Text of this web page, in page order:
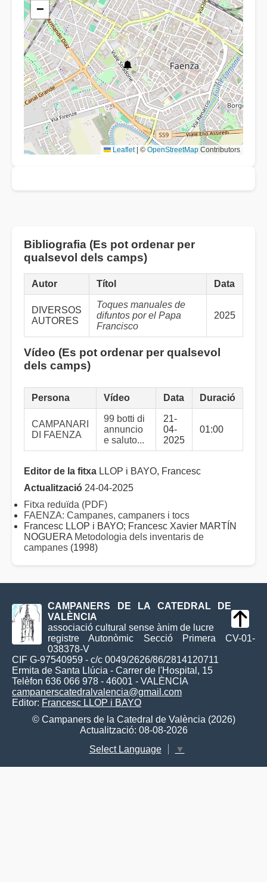
−
Leaflet © OpenStreetMapContributors
Bibliografia (Es pot ordenar per
qualsevol dels camps)
Autor Títol Data
DIVERSOS
AUTORES
Toques manuales de
difuntos por el Papa
Francisco
2025
Vídeo (Es pot ordenar per qualsevol
dels camps)
Persona Vídeo Data Duració
CAMPANARI
DI FAENZA
99 botti di
annuncio
e saluto...
21-
04-
2025
01:00
Editor de la fitxa LLOP i BAYO, Francesc
Actualització 24-04-2025
Fitxa reduïda (PDF)
FAENZA: Campanes, campaners i tocs
Francesc LLOP i BAYO; Francesc Xavier MARTÍN
NOGUERA Metodologia dels inventaris de
campanes (1998)
CAMPANERS DE LA CATEDRAL DE
VALÈNCIA
associació cultural sense ànim de lucre
registre Autonòmic Secció Primera CV-01-
038378-V
CIF G-97540959 - c/c 0049/2626/86/2814120711
Ermita de Santa Llúcia - Carrer de l'Hospital, 15
Telèfon 636 066 978 - 46001 - VALÈNCIA
campanerscatedralvalencia@gmail.com
Editor: Francesc LLOP i BAYO
© Campaners de la Catedral de València (2026)
Actualització: 08-08-2026
Select Language
▼